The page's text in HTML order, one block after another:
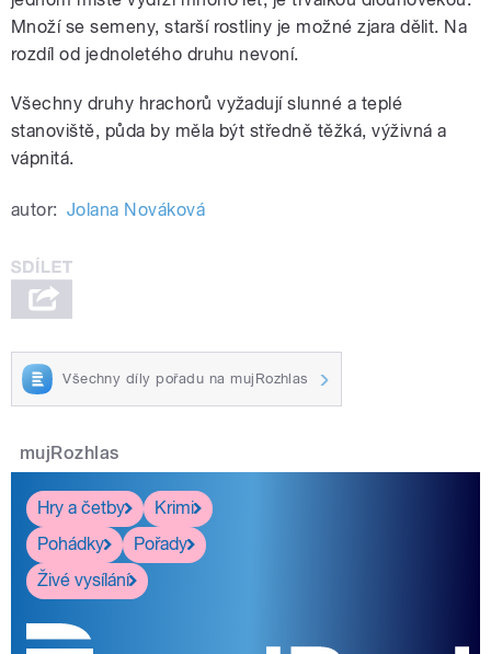
Množí se semeny, starší rostliny je možné zjara dělit. Na
rozdíl od jednoletého druhu nevoní.
Všechny druhy hrachorů vyžadují slunné a teplé
stanoviště, půda by měla být středně těžká, výživná a
vápnitá.
autor: Jolana Nováková
Všechny díly pořadu na mujRozhlas
mujRozhlas
Hry a četby
Krimi
Pohádky
Pořady
Živé vysílání